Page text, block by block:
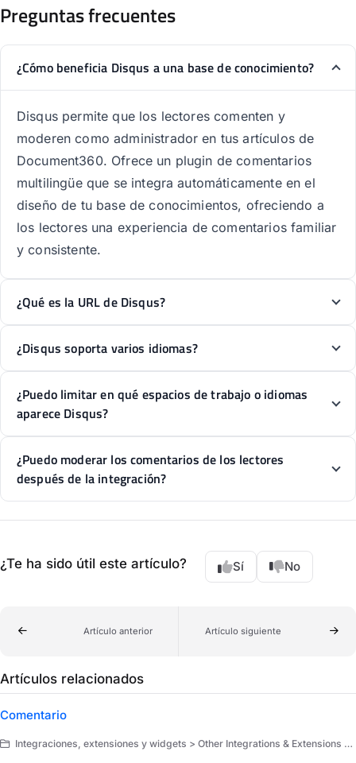
Preguntas frecuentes
¿Cómo beneficia Disqus a una base de conocimiento?
Disqus permite que los lectores comenten y
moderen como administrador en tus artículos de
Document360. Ofrece un plugin de comentarios
multilingüe que se integra automáticamente en el
diseño de tu base de conocimientos, ofreciendo a
los lectores una experiencia de comentarios familiar
y consistente.
¿Qué es la URL de Disqus?
¿Disqus soporta varios idiomas?
¿Puedo limitar en qué espacios de trabajo o idiomas
aparece Disqus?
¿Puedo moderar los comentarios de los lectores
después de la integración?
¿Te ha sido útil este artículo? Sí No
Artículo anterior Artículo siguiente
Artículos relacionados
Comentario
Integraciones, extensiones y widgets > Other Integrations & Extensions > Integraciones